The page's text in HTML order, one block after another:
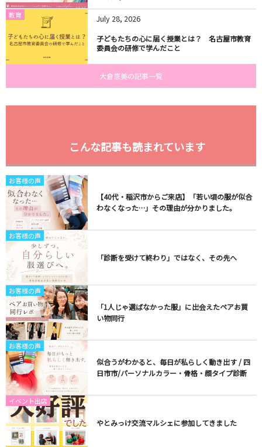
教育 July28, 2026
子どもたちの心に届く授業とは？ 名古屋市教育
委員会の研修で学んだこと
大倉恵美の記事一覧
こんな記事も読まれています
お客様の声
【40代・稲沢市からご来店】「若い頃の服が似合
わなくなった…」その理由が分かりました。
お客様の声
「診断を受けて終わり」ではなく、その先へ
お客様の声
「1人じゃ選ばなかった服」に出会えたペアお買
い物同行
お客様の声
似合うがわかると、毎日が私らしく動き出す / 四
日市市/パーソナルカラー・骨格・顔タイプ診断
イベント出店
やとみっけ交流マルシェに参加してきました